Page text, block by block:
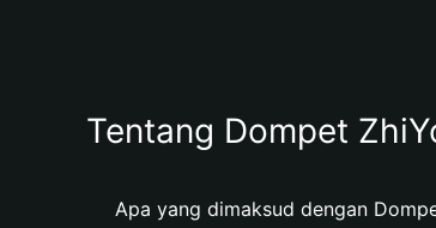
Tentang Dompet
Apa yang dimaksud dengan